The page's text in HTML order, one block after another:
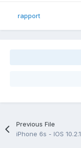
rapport
Previous File
iPhone 6s - IOS 10.2.1